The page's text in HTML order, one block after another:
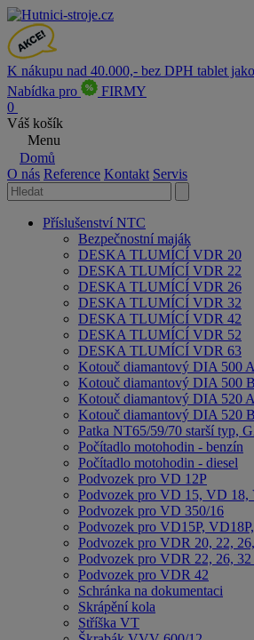
K nákupu nad 40.000,- bez DPH tablet
Nabídka pro
FIRMY
0
Váš košík
Menu
Domů
O nás Reference Kontakt Servis
Příslušenství NTC
Bezpečnostní maják
DESKA TLUMÍCÍ VDR 20
DESKA TLUMÍCÍ VDR 22
DESKA TLUMÍCÍ VDR 26
DESKA TLUMÍCÍ VDR 32
DESKA TLUMÍCÍ VDR 42
DESKA TLUMÍCÍ VDR 52
DESKA TLUMÍCÍ VDR 63
Kotouč diamantový DIA 500
Kotouč diamantový DIA 500
Kotouč diamantový DIA 520
Kotouč diamantový DIA 520
Patka NT65/59/70 starší typ,
Počítadlo motohodin - benzín
Počítadlo motohodin - diesel
Podvozek pro VD 12P
Podvozek pro VD 15, VD
Podvozek pro VD 350/16
Podvozek pro VD15P,
Podvozek pro VDR 20, 22,
Podvozek pro VDR 22, 26, 32
Podvozek pro VDR 42
Schránka na dokumentaci
Skrápění kola
Stříška VT